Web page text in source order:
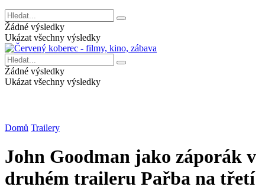
Žádné výsledky
Ukázat všechny výsledky
Žádné výsledky
Ukázat všechny výsledky
Domů Trailery
John Goodman jako záporák v
druhém traileru Pařba na třetí